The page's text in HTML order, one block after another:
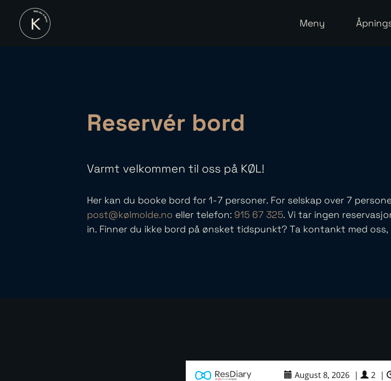
Meny
Reservér bord
Varmt velkommen til oss på KØL!
Her kan du booke bord for 1-7 personer. For selskap over 7
post@kølmolde.no eller telefon: 915 67 325. Vi tar ingen
in. Finner du ikke bord på ønsket tidspunkt? Ta kontankt med oss,
August 8, 2026 | 2 |